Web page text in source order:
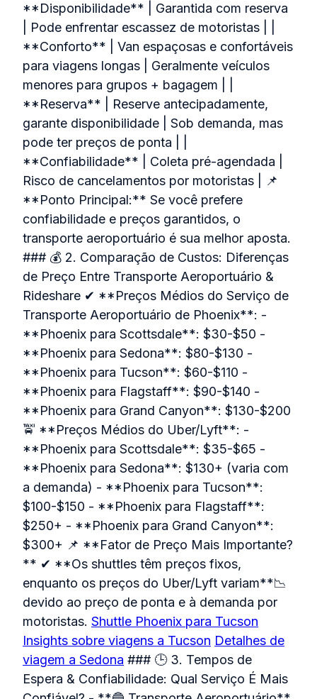
**Disponibilidade** | Garantida com reserva
| Pode enfrentar escassez de motoristas | |
**Conforto** | Van espaçosas e confortáveis
para viagens longas | Geralmente veículos
menores para grupos + bagagem | |
**Reserva** | Reserve antecipadamente,
garante disponibilidade | Sob demanda, mas
pode ter preços de ponta | |
**Confiabilidade** | Coleta pré-agendada |
Risco de cancelamentos por motoristas | 📌
**Ponto Principal:** Se você prefere
confiabilidade e preços garantidos, o
transporte aeroportuário é sua melhor aposta.
### 💰 2. Comparação de Custos: Diferenças
de Preço Entre Transporte Aeroportuário &
Rideshare ✔ **Preços Médios do Serviço de
Transporte Aeroportuário de Phoenix**: -
**Phoenix para Scottsdale**: $30-$50 -
**Phoenix para Sedona**: $80-$130 -
**Phoenix para Tucson**: $60-$110 -
**Phoenix para Flagstaff**: $90-$140 -
**Phoenix para Grand Canyon**: $130-$200
🚖 **Preços Médios do Uber/Lyft**: -
**Phoenix para Scottsdale**: $35-$65 -
**Phoenix para Sedona**: $130+ (varia com
a demanda) - **Phoenix para Tucson**:
$100-$150 - **Phoenix para Flagstaff**:
$250+ - **Phoenix para Grand Canyon**:
$300+ 📌 **Fator de Preço Mais Importante?
** ✔ **Os shuttles têm preços fixos,
enquanto os preços do Uber/Lyft variam**📉
devido ao preço de ponta e à demanda por
motoristas. Shuttle Phoenix para Tucson
Insights sobre viagens a Tucson Detalhes de
viagem a Sedona ### 🕒 3. Tempos de
Espera & Confiabilidade: Qual Serviço É Mais